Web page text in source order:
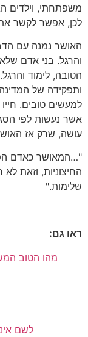
משפתחתי, וילדים
לכן, אפשר לקשר את
האושר נמנה עם
והרגל. בני אדם שלא
הטובה, לימוד
ותפקידה של
למעשים טובים.
אשר נעשות לפי
עושה, שרק אז
"…המאושר כאדם
החיצוניות, וזאת
שלימות."
ראו גם:
מהו הטוב
לשם